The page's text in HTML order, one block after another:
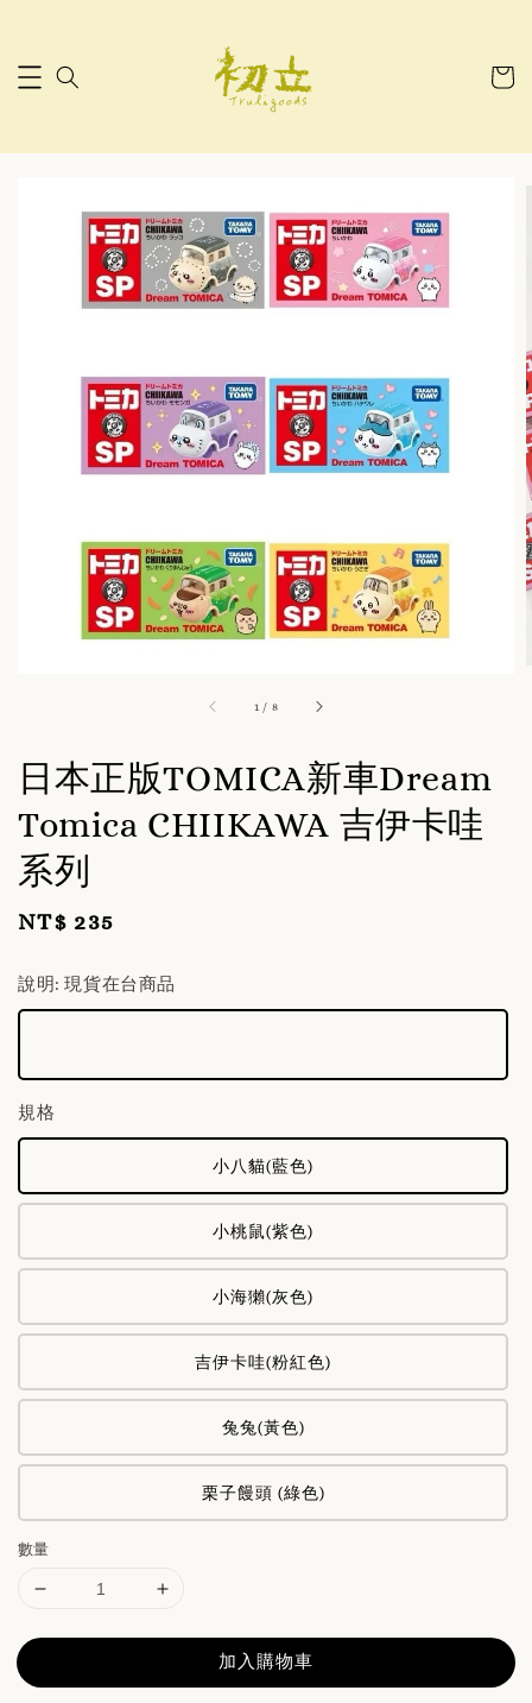
1 / 8
日本正版TOMICA新車Dream
Tomica CHIIKAWA 吉伊卡哇
系列
Regular
NT$ 235
說明: 現貨在台商品
規格
小八貓(藍色)
小桃鼠(紫色)
小海獺(灰色)
吉伊卡哇(粉紅色)
兔兔(黃色)
栗子饅頭 (綠色)
數量
加入購物車